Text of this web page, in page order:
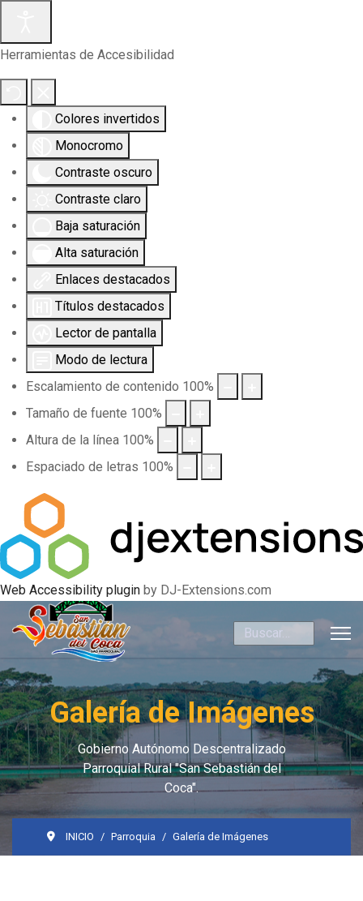
Herramientas de Accesibilidad
Colores invertidos
Monocromo
Contraste oscuro
Contraste claro
Baja saturación
Alta saturación
Enlaces destacados
Títulos destacados
Lector de pantalla
Modo de lectura
Escalamiento de contenido 100%
Tamaño de fuente 100%
Altura de la línea 100%
Espaciado de letras 100%
Web Accessibility plugin by DJ-Extensions.com
Buscar
Galería de Imágenes
Gobierno Autónomo Descentralizado
Parroquial Rural "San Sebastián del
Coca".
INICIO Parroquia Galería de Imágenes